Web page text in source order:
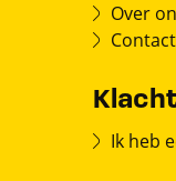
Over
Contact
Ik heb